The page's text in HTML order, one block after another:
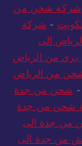
شركة شحن من
- شركة
الى
من الرياض
من الرياض
- شحن من جدة
شحن من جدة
من جدة الى
من جدة الى